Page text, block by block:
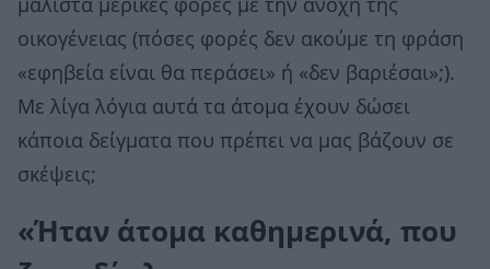
μάλιστα μερικές φορές με την ανοχή της
οικογένειας (πόσες φορές δεν ακούμε τη φράση
«εφηβεία είναι θα περάσει» ή «δεν βαριέσαι»;).
Με λίγα λόγια αυτά τα άτομα έχουν δώσει
κάποια δείγματα που πρέπει να μας βάζουν σε
σκέψεις;
«Ήταν άτομα καθημερινά, που